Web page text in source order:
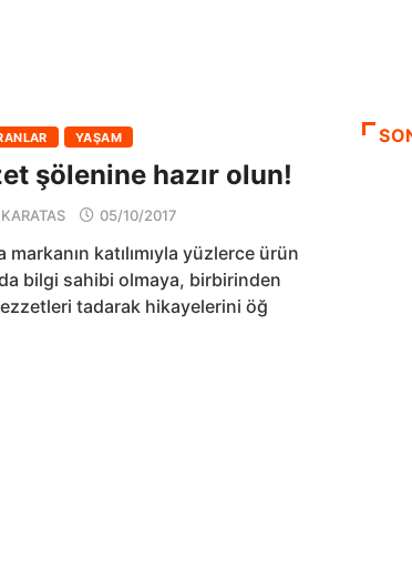
YAŞAM
şölenine hazır olun!
05/10/2017
markanın katılımıyla yüzlerce ürün
bilgi sahibi olmaya, birbirinden
tadarak hikayelerini öğ